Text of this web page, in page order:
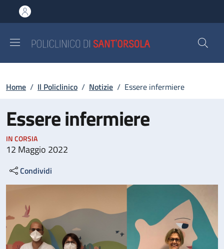
al contenuto principale
to footer content
Briciole di pane
Home / Il Policlinico / Notizie / Essere infermiere
Essere infermiere
IN CORSIA
12 Maggio 2022
Condividi